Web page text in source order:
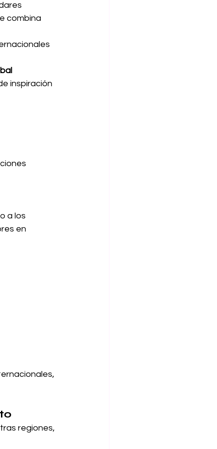
combina
inspiración
a los
en
regiones,